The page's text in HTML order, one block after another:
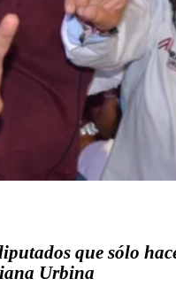
que sólo
Urbina